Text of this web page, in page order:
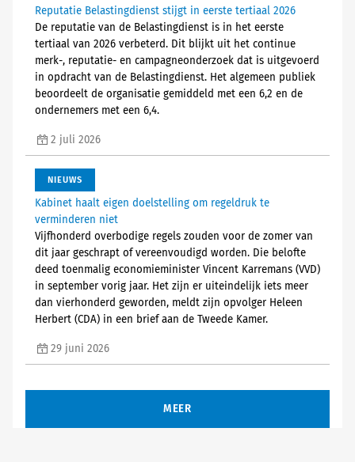
Reputatie Belastingdienst stijgt in eerste tertiaal 2026
De reputatie van de Belastingdienst is in het eerste
tertiaal van 2026 verbeterd. Dit blijkt uit het continue
merk-, reputatie- en campagneonderzoek dat is uitgevoerd
in opdracht van de Belastingdienst. Het algemeen publiek
beoordeelt de organisatie gemiddeld met een 6,2 en de
ondernemers met een 6,4.
2 juli 2026
NIEUWS
Kabinet haalt eigen doelstelling om regeldruk te
verminderen niet
Vijfhonderd overbodige regels zouden voor de zomer van
dit jaar geschrapt of vereenvoudigd worden. Die belofte
deed toenmalig economieminister Vincent Karremans (VVD)
in september vorig jaar. Het zijn er uiteindelijk iets meer
dan vierhonderd geworden, meldt zijn opvolger Heleen
Herbert (CDA) in een brief aan de Tweede Kamer.
29 juni 2026
MEER